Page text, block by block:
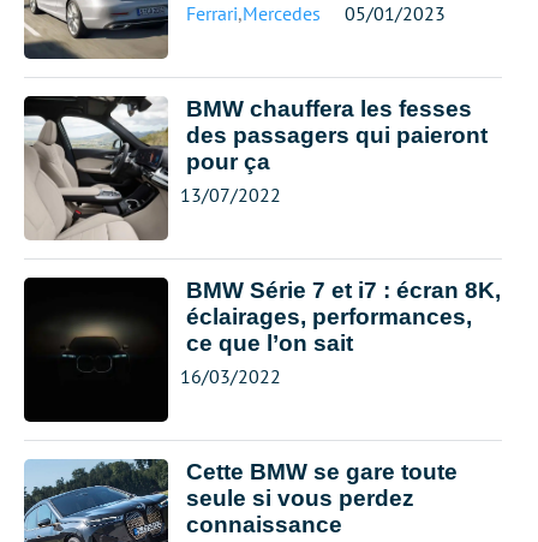
Ferrari,Mercedes 05/01/2023
BMW chauffera les fesses
des passagers qui paieront
pour ça
13/07/2022
BMW Série 7 et i7 : écran 8K,
éclairages, performances,
ce que l’on sait
16/03/2022
Cette BMW se gare toute
seule si vous perdez
connaissance